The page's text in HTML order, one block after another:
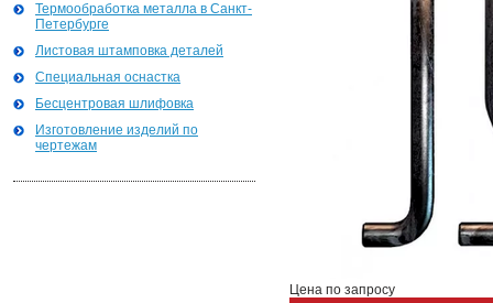
Термообработка металла в Санкт-
Петербурге
Листовая штамповка деталей
Специальная оснастка
Бесцентровая шлифовка
Изготовление изделий по
чертежам
Цена по запросу